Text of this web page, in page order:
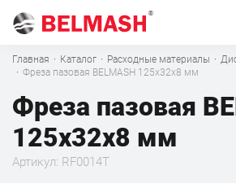
Главная · Каталог · Расходные материалы ·
· Фреза пазовая BELMASH 125х32х8 мм
Фреза пазовая
125х32х8 мм
Артикул: RF0014T